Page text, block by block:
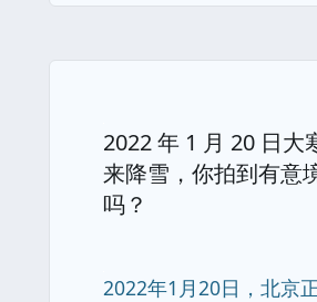
2022 年 1 月 20 日大
来降雪，你拍到有意
吗？
2022年1月20日，北京